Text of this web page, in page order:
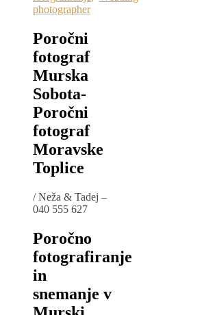
photographer
Poročni
fotograf
Murska
Sobota-
Poročni
fotograf
Moravske
Toplice
/Neža & Tadej –
040 555 627
Poročno
fotografiranje
in
snemanje v